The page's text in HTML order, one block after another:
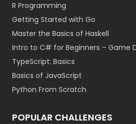
R Programming
Getting Started with Go
Master the Basics of Haskell
Intro to C# for Beginners – Game
TypeScript: Basics
Basics of JavaScript
Python From Scratch
POPULAR CHALLENGES